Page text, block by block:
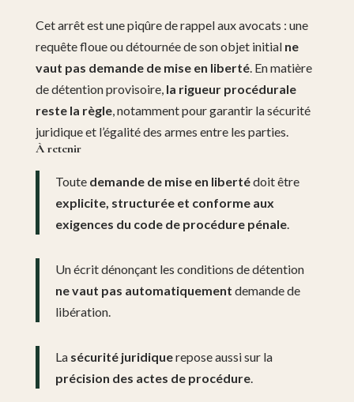
Cet arrêt est une piqûre de rappel aux avocats : une
requête floue ou détournée de son objet initial ne
vaut pas demande de mise en liberté. En matière
de détention provisoire, la rigueur procédurale
reste la règle, notamment pour garantir la sécurité
juridique et l’égalité des armes entre les parties.
À retenir
Toute demande de mise en libertédoit être
explicite, structurée et conforme aux
exigences du code de procédure pénale.
Un écrit dénonçant les conditions de détention
ne vaut pas automatiquement demande de
libération.
La sécurité juridiquerepose aussi sur la
précision des actes de procédure.